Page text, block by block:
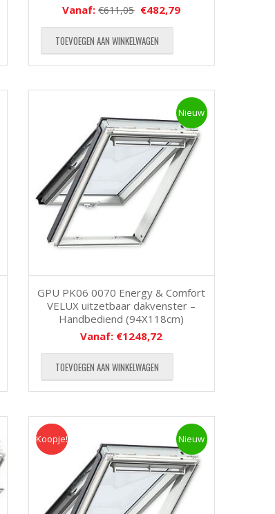
Vanaf:€611,05 €482,79
TOEVOEGEN AAN WINKELWAGEN
Nieuw
GPU PK06 0070 Energy & Comfort
VELUX uitzetbaar dakvenster –
Handbediend (94X118cm)
Vanaf: €1248,72
TOEVOEGEN AAN WINKELWAGEN
Koopje Nieuw
Koopje!